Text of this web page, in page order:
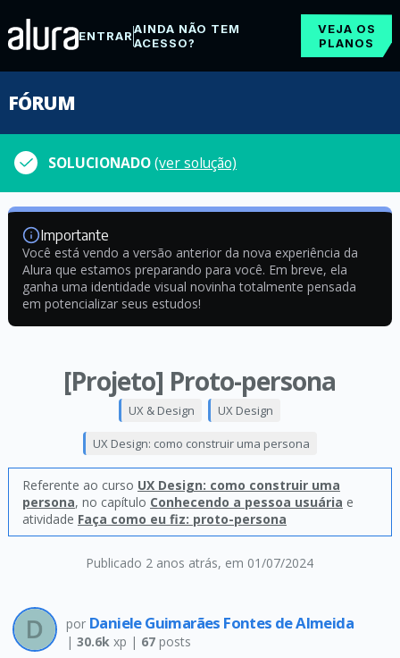
ENTRARAINDA NÃO TEM
ACESSO?
VEJA OS
PLANOS
FÓRUM
SOLUCIONADO(ver solução)
Importante
Você está vendo a versão anterior da nova experiência da
Alura que estamos preparando para você. Em breve, ela
ganha uma identidade visual novinha totalmente pensada
em potencializar seus estudos!
[Projeto] Proto-persona
Publicado 2 anos atrás, em 01/07/2024
UX & Design UX Design
UX Design: como construir uma persona
Referente ao curso UX Design: como construir uma
persona, no capítulo Conhecendo a pessoa usuária e
atividade Faça como eu fiz: proto-persona
por Daniele Guimarães Fontes de Almeida
| 30.6kxp | 67posts